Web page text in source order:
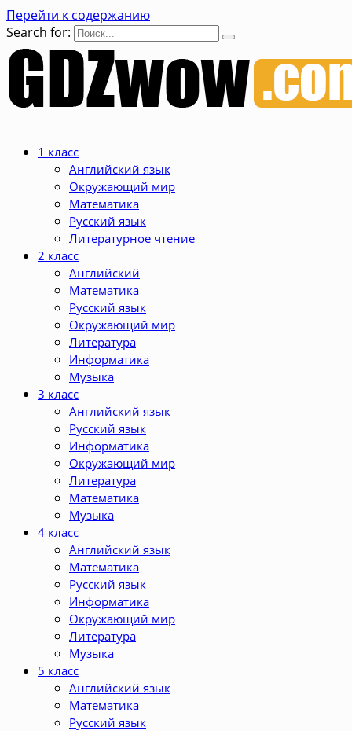
Перейти к содержанию
Search for:
1 класс
Английский язык
Окружающий мир
Математика
Русский язык
Литературное чтение
2 класс
Английский
Математика
Русский язык
Окружающий мир
Литература
Информатика
Музыка
3 класс
Английский язык
Русский язык
Информатика
Окружающий мир
Литература
Математика
Музыка
4 класс
Английский язык
Математика
Русский язык
Информатика
Окружающий мир
Литература
Музыка
5 класс
Английский язык
Математика
Русский язык